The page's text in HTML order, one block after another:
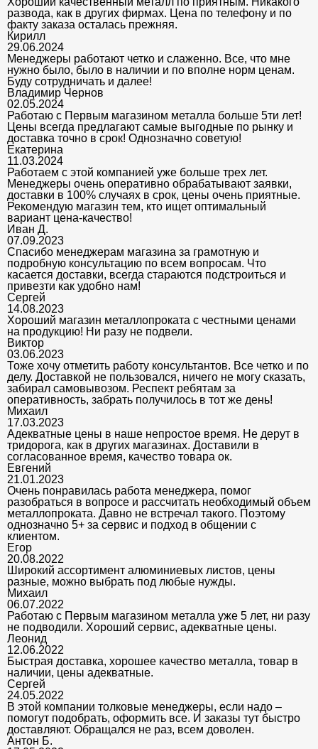
развода, как в других фирмах. Цена по телефону и по
факту заказа осталась прежняя.
Кирилл
29.06.2024
Менеджеры работают четко и слаженно. Все, что мне
нужно было, было в наличии и по вполне норм ценам.
Буду сотрудничать и далее!
Владимир Чернов
02.05.2024
Работаю с Первым магазином металла больше 5ти лет!
Цены всегда предлагают самые выгодные по рынку и
доставка точно в срок! Однозначно советую!
Екатерина
11.03.2024
Работаем с этой компанией уже больше трех лет.
Менеджеры очень оперативно обрабатывают заявки,
доставки в 100% случаях в срок, цены очень приятные.
Рекомендую магазин тем, кто ищет оптимальный
вариант цена-качество!
Иван Д.
07.09.2023
Спасибо менеджерам магазина за грамотную и
подробную консультацию по всем вопросам. Что
касается доставки, всегда стараются подстроиться и
привезти как удобно нам!
Сергей
14.08.2023
Хороший магазин металлопроката с честными ценами
на продукцию! Ни разу не подвели.
Виктор
03.06.2023
Тоже хочу отметить работу консультантов. Все четко и по
делу. Доставкой не пользовался, ничего не могу сказать,
забирал самовывозом. Респект ребятам за
оперативность, забрать получилось в тот же день!
Михаил
17.03.2023
Адекватные цены в наше непростое время. Не дерут в
тридорога, как в других магазинах. Доставили в
согласованное время, качество товара ок.
Евгений
21.01.2023
Очень понравилась работа менеджера, помог
разобраться в вопросе и рассчитать необходимый объем
металлопроката. Давно не встречал такого. Поэтому
однозначно 5+ за сервис и подход в общении с
клиентом.
Егор
20.08.2022
Широкий ассортимент алюминиевых листов, цены
разные, можно выбрать под любые нужды.
Михаил
06.07.2022
Работаю с Первым магазином металла уже 5 лет, ни разу
не подводили. Хороший сервис, адекватные цены.
Леонид
12.06.2022
Быстрая доставка, хорошее качество металла, товар в
наличии, цены адекватные.
Сергей
24.05.2022
В этой компании толковые менеджеры, если надо –
помогут подобрать, оформить все. И заказы тут быстро
доставляют. Обращался не раз, всем доволен.
Антон Б.